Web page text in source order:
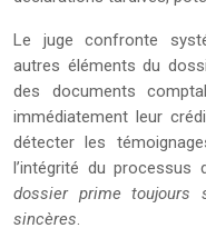
Le juge confronte
autres éléments du
des documents
immédiatement leur
détecter les
l’intégrité du processus
dossier prime toujours
sincères.